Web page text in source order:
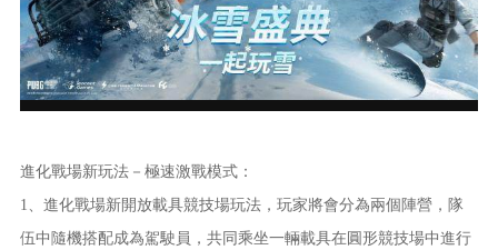
進化戰場新玩法－極速激戰模式：
1、進化戰場新開放載具競技場玩法，玩家將會分為兩個陣營，隊
伍中隨機搭配成為駕駛員，共同乘坐一輛載具在圓形競技場中進行